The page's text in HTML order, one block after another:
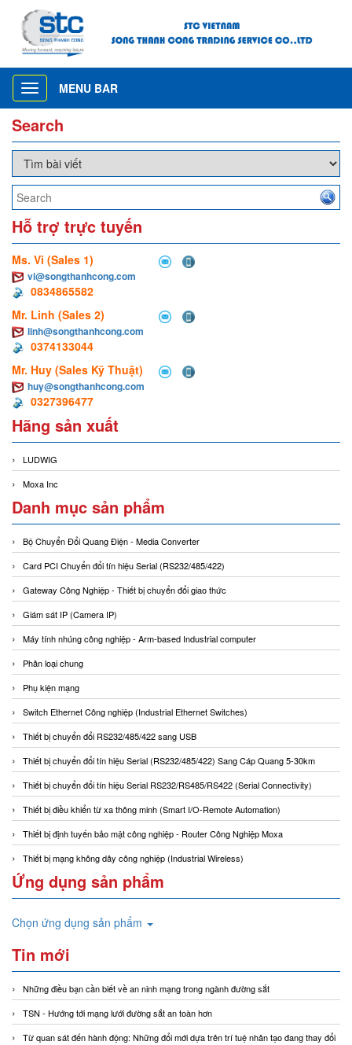
Toggle
navigation
MENU BAR
Search
Hỗ trợ trực tuyến
Ms. Vi (Sales 1)
vi@songthanhcong.com
0834865582
Mr. Linh (Sales 2)
linh@songthanhcong.com
0374133044
Mr. Huy (Sales Kỹ Thuật)
huy@songthanhcong.com
0327396477
Hãng sản xuất
LUDWIG
Moxa Inc
Danh mục sản phẩm
Bộ Chuyển Đổi Quang Điện - Media Converter
Card PCI Chuyển đổi tín hiệu Serial (RS232/485/422)
Gateway Công Nghiệp - Thiết bị chuyển đổi giao thức
Giám sát IP (Camera IP)
Máy tính nhúng công nghiệp - Arm-based Industrial computer
Phân loại chung
Phụ kiện mạng
Switch Ethernet Công nghiệp (Industrial Ethernet Switches)
Thiết bị chuyển đổi RS232/485/422 sang USB
Thiết bị chuyển đổi tín hiệu Serial (RS232/485/422) Sang Cáp Quang 5-30km
Thiết bị chuyển đổi tín hiệu Serial RS232/RS485/RS422 (Serial Connectivity)
Thiết bị điều khiển từ xa thông minh (Smart I/O-Remote Automation)
Thiết bị định tuyến bảo mật công nghiệp - Router Công Nghiệp Moxa
Thiết bị mạng không dây công nghiệp (Industrial Wireless)
Ứng dụng sản phẩm
Chọn ứng dụng sản phẩm
Tin mới
Những điều bạn cần biết về an ninh mạng trong ngành đường sắt
TSN - Hướng tới mạng lưới đường sắt an toàn hơn
Từ quan sát đến hành động: Những đổi mới dựa trên trí tuệ nhân tạo đang thay đổi